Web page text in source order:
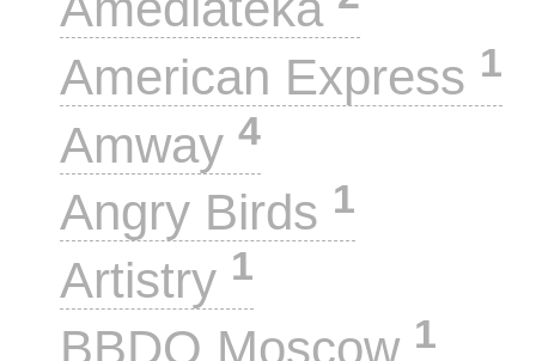
American Express 1
Amway 4
Angry Birds 1
Artistry 1
BBDO Moscow 1